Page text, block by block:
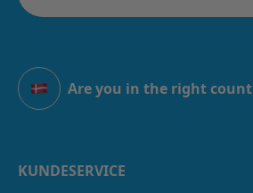
KUNDESERVICE
Danmark
Are you in the right